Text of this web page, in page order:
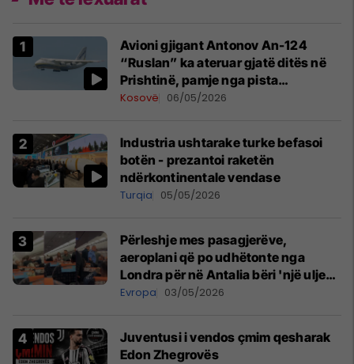
Avioni gjigant Antonov An-124
“Ruslan” ka ateruar gjatë ditës në
Prishtinë, pamje nga pista
publikohen edhe në rrjete sociale
Kosovë 06/05/2026
Industria ushtarake turke befasoi
botën - prezantoi raketën
ndërkontinentale vendase
Turqia 05/05/2026
Përleshje mes pasagjerëve,
aeroplani që po udhëtonte nga
Londra për në Antalia bëri 'një ulje
emergjente' në Prishtinë
Evropa 03/05/2026
Juventusi i vendos çmim qesharak
Edon Zhegrovës